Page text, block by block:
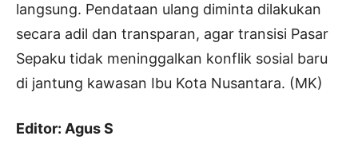
langsung. Pendataan ulang diminta dilakukan
secara adil dan transparan, agar transisi Pasar
Sepaku tidak meninggalkan konflik sosial baru
di jantung kawasan Ibu Kota Nusantara. (MK)
Editor: Agus S